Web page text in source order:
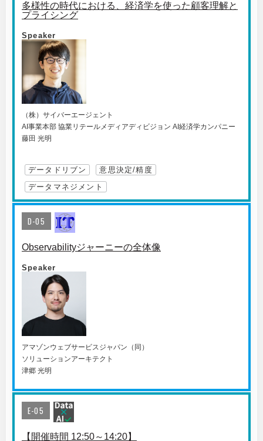
多様性の時代における、経済学を使った顧客理解と
プライシング
Speaker
（株）サイバーエージェント
AI事業本部 協業リテールメディアディビジョン AI経済学カンパニー
藤田 光明
データドリブン
意思決定/精度
データマネジメント
D-05
Observabilityジャーニーの全体像
Speaker
アマゾンウェブサービスジャパン（同）
ソリューションアーキテクト
津郷 光明
E-05
【開催時間 12:50～14:20】